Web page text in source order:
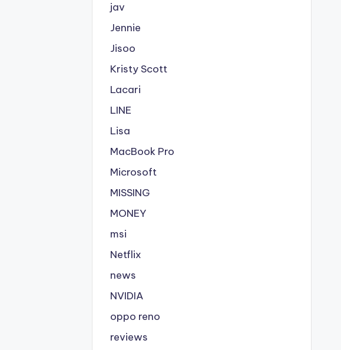
jav
Jennie
Jisoo
Kristy Scott
Lacari
LINE
Lisa
MacBook Pro
Microsoft
MISSING
MONEY
msi
Netflix
news
NVIDIA
oppo reno
reviews